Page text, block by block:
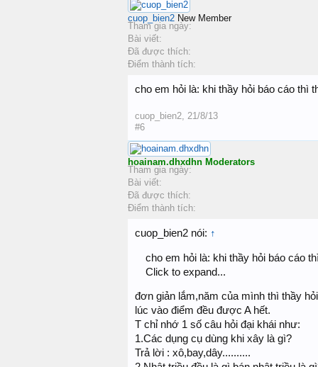
cuop_bien2 New Member
Tham gia ngày:
Bài viết:
Đã được thích:
Điểm thành tích:
cho em hỏi là: khi thầy hỏi báo cáo thì
cuop_bien2 21/8/13
#6
hoainam.dhxdhn Moderators
Tham gia ngày:
Bài viết:
Đã được thích:
Điểm thành tích:
cuop_bien2 nói: ↑
cho em hỏi là: khi thầy hỏi báo cáo
Click to expand...
đơn giản lắm,năm của mình thì thầy
lúc vào điểm đều được A hết.
T chỉ nhớ 1 số câu hỏi đại khái như:
1.Các dụng cụ dùng khi xây là gì?
Trả lời : xô,bay,dây..........